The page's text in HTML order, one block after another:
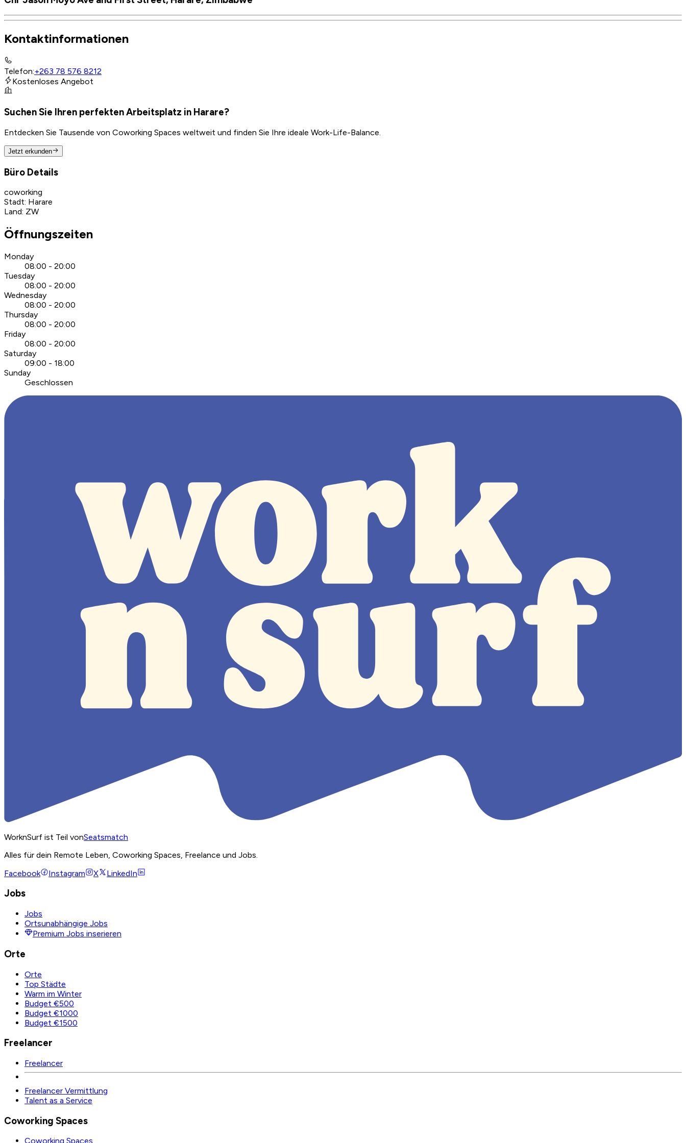
Kontaktinformationen
Telefon:+263 78 576 8212
Kostenloses Angebot
Suchen Sie Ihren perfekten Arbeitsplatz in Harare?
Entdecken Sie Tausende von Coworking Spaces weltweit und finden Sie Ihre ideale Work-Life-Balance.
Jetzt erkunden
Büro Details
coworking
Stadt: Harare
Land: ZW
Öffnungszeiten
Monday
08:00 - 20:00
Tuesday
08:00 - 20:00
Wednesday
08:00 - 20:00
Thursday
08:00 - 20:00
Friday
08:00 - 20:00
Saturday
09:00 - 18:00
Sunday
Geschlossen
WorknSurf ist Teil vonSeatsmatch
Alles für dein Remote Leben, Coworking Spaces, Freelance und Jobs.
Facebook
Instagram X LinkedIn
Jobs
Jobs
Ortsunabhängige Jobs
Premium Jobs inserieren
Orte
Orte
Top Städte
Warm im Winter
Budget €500
Budget €1000
Budget €1500
Freelancer
Freelancer
Freelancer Vermittlung
Talent as a Service
Coworking Spaces
Coworking Spaces